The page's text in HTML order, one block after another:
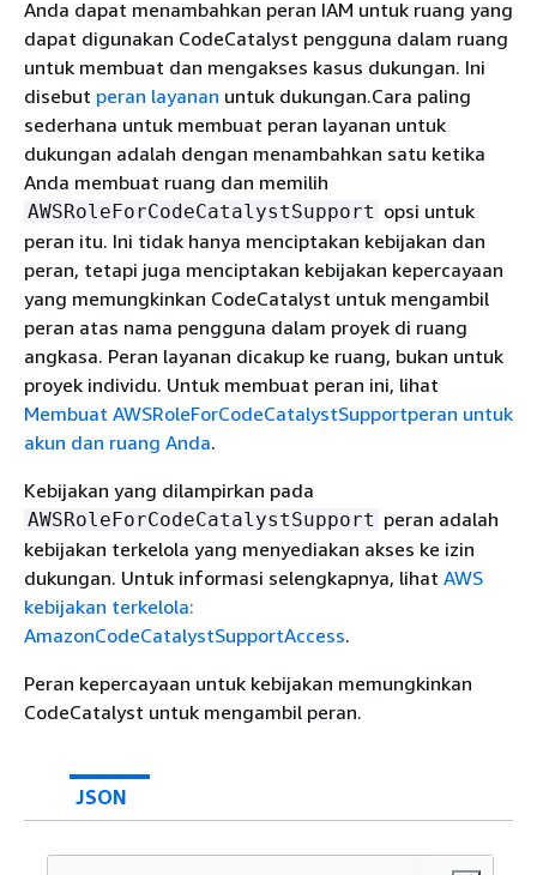
Anda dapat menambahkan peran IAM untuk ruang yang
dapat digunakan CodeCatalyst pengguna dalam ruang
untuk membuat dan mengakses kasus dukungan. Ini
disebut peran layanan untuk dukungan.Cara paling
sederhana untuk membuat peran layanan untuk
dukungan adalah dengan menambahkan satu ketika
Anda membuat ruang dan memilih
AWSRoleForCodeCatalystSupport opsi untuk
peran itu. Ini tidak hanya menciptakan kebijakan dan
peran, tetapi juga menciptakan kebijakan kepercayaan
yang memungkinkan CodeCatalyst untuk mengambil
peran atas nama pengguna dalam proyek di ruang
angkasa. Peran layanan dicakup ke ruang, bukan untuk
proyek individu. Untuk membuat peran ini, lihat
Membuat AWSRoleForCodeCatalystSupportperan untuk
akun dan ruang Anda.
Kebijakan yang dilampirkan pada
AWSRoleForCodeCatalystSupport peran adalah
kebijakan terkelola yang menyediakan akses ke izin
dukungan. Untuk informasi selengkapnya, lihat AWS
kebijakan terkelola:
AmazonCodeCatalystSupportAccess.
Peran kepercayaan untuk kebijakan memungkinkan
CodeCatalyst untuk mengambil peran.
JSON